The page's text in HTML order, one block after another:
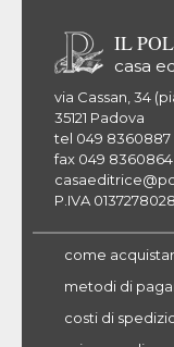
IL
casa
via Cassan, 34
35121 Padova
tel 049 8360887
fax 049 8360864
P.IVA
come
metodi di
costi di